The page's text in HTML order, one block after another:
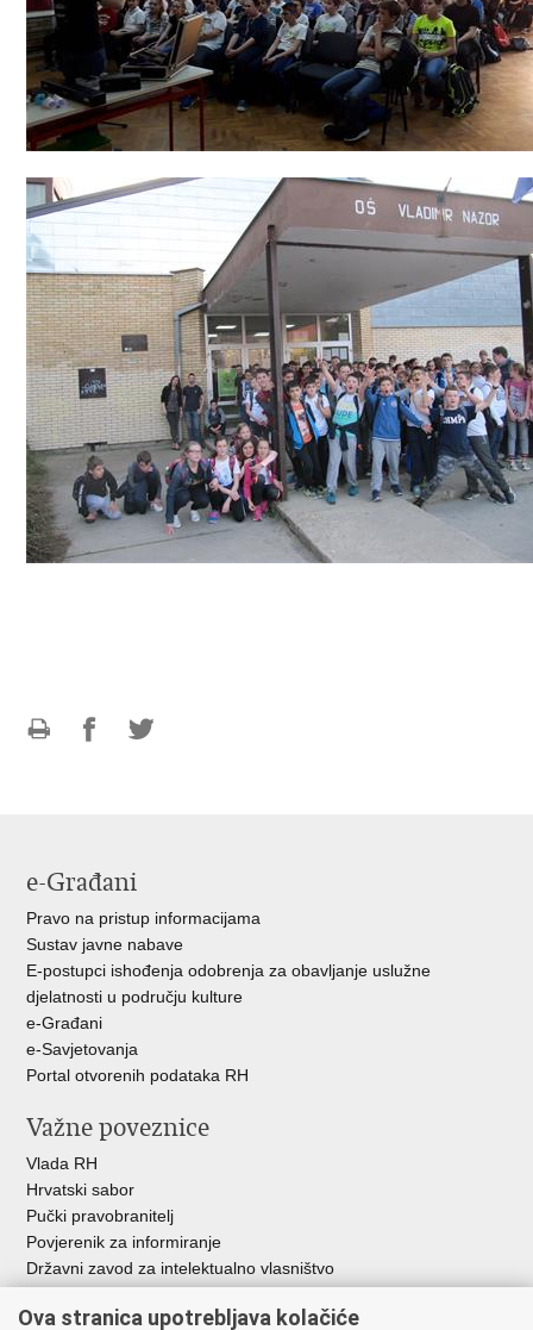
e-Građani
Pravo na pristup informacijama
Sustav javne nabave
E-postupci ishođenja odobrenja za obavljanje uslužne
djelatnosti u području kulture
e-Građani
e-Savjetovanja
Portal otvorenih podataka RH
Važne poveznice
Vlada RH
Hrvatski sabor
Pučki pravobranitelj
Povjerenik za informiranje
Državni zavod za intelektualno vlasništvo
HAKOM
Ova stranica upotrebljava kolačiće